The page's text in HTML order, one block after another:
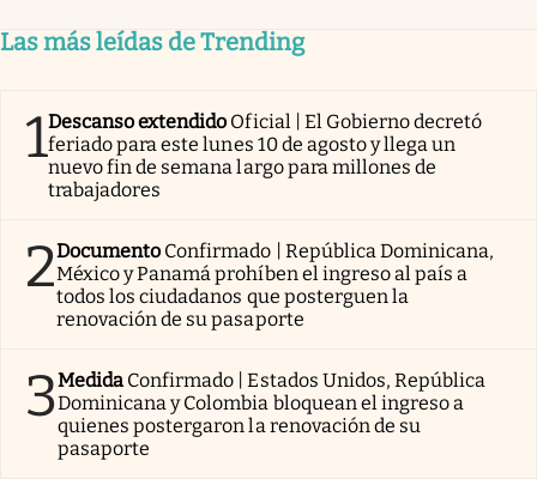
Las más leídas de Trending
1Descanso extendido Oficial | El Gobierno decretó
feriado para este lunes 10 de agosto y llega un
nuevo fin de semana largo para millones de
trabajadores
2Documento Confirmado | República Dominicana,
México y Panamá prohíben el ingreso al país a
todos los ciudadanos que posterguen la
renovación de su pasaporte
3Medida Confirmado | Estados Unidos, República
Dominicana y Colombia bloquean el ingreso a
quienes postergaron la renovación de su
pasaporte